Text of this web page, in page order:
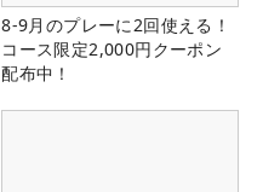
8-9月のプレーに2回使える！
コース限定2,000円クーポン
配布中！